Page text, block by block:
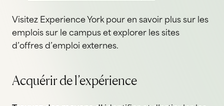
Visitez Experience York pour en savoir plus sur les
emplois sur le campus et explorer les sites
d’offres d’emploi externes.
Acquérir de l’expérience